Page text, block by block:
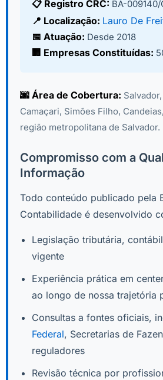
📋 Registro CRC: BA-009140/
📍 Localização: Lauro De
📅 Atuação: Desde 2018
🏢 Empresas Constituídas:
🌆 Área de Cobertura:
Camaçari, Simões Filho,
região metropolitana de Salvador.
Compromisso com a
Informação
Todo conteúdo publicado pela
Contabilidade é desenvolvido
Legislação tributária,
vigente
Experiência prática em
ao longo de nossa trajetória
Consultas a fontes oficiais,
Federal, Secretarias de
reguladores
Revisão técnica por